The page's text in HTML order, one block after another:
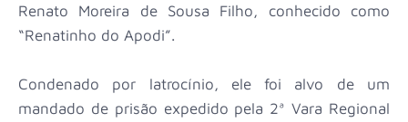
Renato Moreira de Sousa Filho, conhecido como
“Renatinho do Apodi”.
Condenado por latrocínio, ele foi alvo de um
mandado de prisão expedido pela 2ª Vara Regional